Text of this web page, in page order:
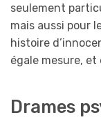
seulement
mais aussi pour
histoire
égale mesure,
Drames